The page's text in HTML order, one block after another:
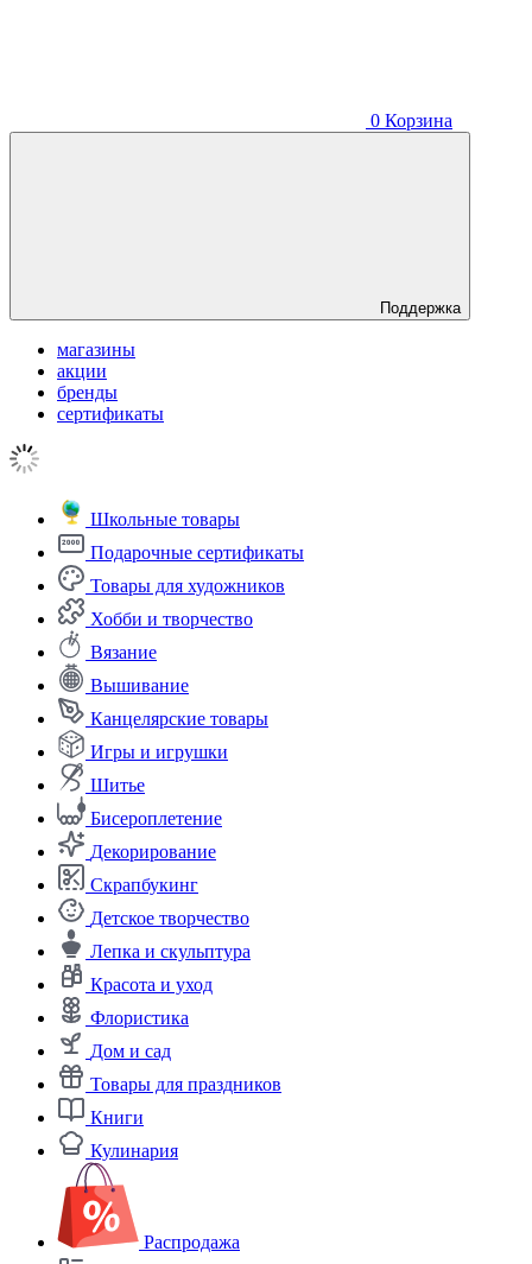
0 Корзина
Поддержка
магазины
акции
бренды
сертификаты
Школьные товары
Подарочные сертификаты
Товары для художников
Хобби и творчество
Вязание
Вышивание
Канцелярские товары
Игры и игрушки
Шитье
Бисероплетение
Декорирование
Скрапбукинг
Детское творчество
Лепка и скульптура
Красота и уход
Флористика
Дом и сад
Товары для праздников
Книги
Кулинария
Распродажа